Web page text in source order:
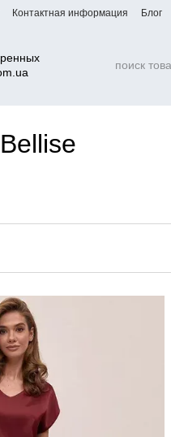
Контактная информация Блог
Bellise